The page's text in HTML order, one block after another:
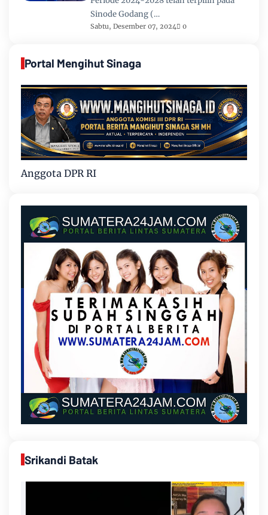
Sinode Godang (…
Sabtu, Desember 07, 2024 0
Portal Mengihut Sinaga
Anggota DPR RI
Srikandi Batak